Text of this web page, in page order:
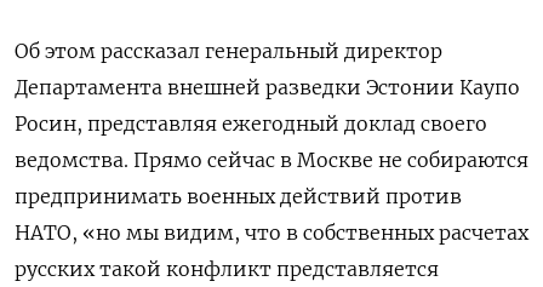
Об этом рассказал генеральный директор
Департамента внешней разведки Эстонии Каупо
Росин, представляя ежегодный доклад своего
ведомства. Прямо сейчас в Москве не собираются
предпринимать военных действий против
НАТО, «но мы видим, что в собственных расчетах
русских такой конфликт представляется